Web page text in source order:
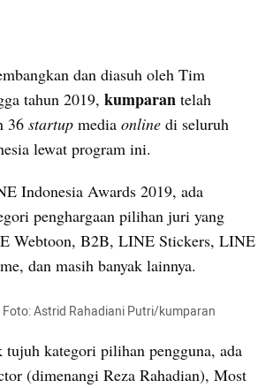
dan diasuh oleh Tim
tahun 2019, kumparan telah
36 startup media online di seluruh
lewat program ini.
Indonesia Awards 2019, ada
penghargaan pilihan juri yang
Webtoon, B2B, LINE Stickers, LINE
dan masih banyak lainnya.
Astrid Rahadiani Putri/kumparan
tujuh kategori pilihan pengguna, ada
(dimenangi Reza Rahadian), Most